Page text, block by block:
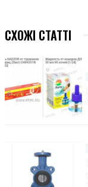
СХОЖІ СТАТТІ